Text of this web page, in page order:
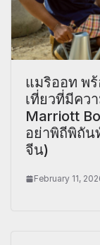
แมริออท พ
เที่ยวที่มีคว
Marriott
อย่าพิถีพิถัน
จีน)
February 11,